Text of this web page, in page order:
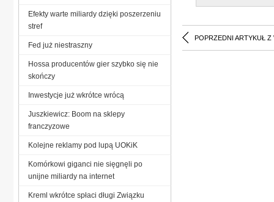
POPRZEDNI ARTYKUŁ Z
Efekty warte miliardy dzięki poszerzeniu
stref
Fed już niestraszny
Hossa producentów gier szybko się nie
skończy
Inwestycje już wkrótce wrócą
Juszkiewicz: Boom na sklepy
franczyzowe
Kolejne reklamy pod lupą UOKiK
Komórkowi giganci nie sięgnęli po
unijne miliardy na internet
Kreml wkrótce spłaci długi Związku